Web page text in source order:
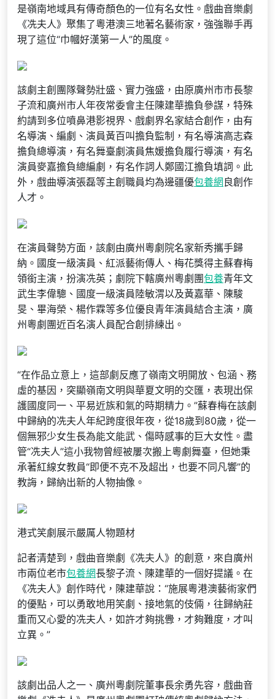
是嶺南地域具有傳奇顏色的一位有名女性。戲曲音樂劇
《冼夫人》聚集了粵港澳三地著名藝術家，強強聯手再
現了這位“巾幗好漢第一人”的風度。
該劇主創團隊聲勢壯盛、實力強盛，由原廣州市市長黎
子流和廣州市人年夜常委會主任陳建華擔負參謀，特殊
約請到多位噴鼻港影視界、戲劇界名家結合創作，由有
名導演、編劇、演員黃百叫擔負監制，有名導演高志森
擔負總導演，有名舞臺劇演員焦媛擔負履行導演，有名
演員麥嘉擔負總編劇，有名作詞人鄭國江擔負填詞。此
外，戲曲導演張磊等主創職員均為邊疆優包養網 良創作
人才。
在演員聲勢方面，該劇由廣州粵劇院名家新秀攜手歸
納。國度一級演員、紅派藝術傳人、梅花獎得主蘇春梅
領銜主演，扮演冼英；劇院下轄廣州粵劇團包養青年文
武生李偉驄、國度一級演員陸敏渭以及黃嘉華、陳駿
旻、畢海榮、楊作霖等多位優良青年演員結合主演，廣
州粵劇團近百名演人員配合創排練出。
“在作品立意上，這部劇反應了嶺南文明開放、包涵、務
虛的基因，突顯嶺南文明與華夏文明的交匯，表現出保
護國度同一、平易近族和氣的時期精力。”蘇春梅在該劇
中歸納的冼夫人年紀跨度很年夜，從18歲到80歲，從一
個無邪少女生長為能文能武、傷時感事的巨大女性。盡
管“冼夫人”這小我物曾經被屢次搬上粵劇舞臺，但她秉
承著紅線女教員“即便不克不及超出，也要不同凡響”的
教誨，歸納出新的人物抽像。
港式笑劇展示嚴厲人物題材
記者清楚到，戲曲音樂劇《冼夫人》的創意，來自廣州
市兩位老市包養網長黎子流、陳建華的一個好提議。在
《冼夫人》創作時代，陳建華說：“施展粵港澳藝術家們
的優點，可以勇敢地用笑劇、接地氣的伎倆，往歸納莊
重而又心愛的冼夫人，如許才夠挑釁，才夠難度，才叫
立異。”
該劇出品人之一、廣州粵劇院董事長余勇先容，戲曲音